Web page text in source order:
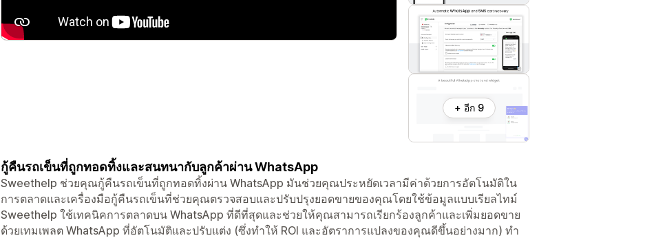
+ อีก 9
กู้คืนรถเข็นที่ถูกทอดทิ้งและสนทนากับลูกค้าผ่าน WhatsApp
Sweethelp ช่วยคุณกู้คืนรถเข็นที่ถูกทอดทิ้งผ่าน WhatsApp มันช่วยคุณประหยัดเวลามีค่าด้วยการอัตโนมัติใน
การตลาดและเครื่องมือกู้คืนรถเข็นที่ช่วยคุณตรวจสอบและปรับปรุงยอดขายของคุณโดยใช้ข้อมูลแบบเรียลไทม์
Sweethelp ใช้เทคนิคการตลาดบน WhatsApp ที่ดีที่สุดและช่วยให้คุณสามารถเรียกร้องลูกค้าและเพิ่มยอดขาย
ด้วยเทมเพลต WhatsApp ที่อัตโนมัติและปรับแต่ง (ซึ่งทำให้ ROI และอัตราการแปลงของคุณดีขึ้นอย่างมาก) ทำ